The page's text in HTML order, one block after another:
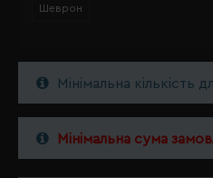
Шеврон
Мінімальна кількість
Мінімальна сума